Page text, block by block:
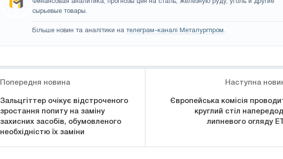
Финансовая аналитика, прогнозы цен на сталь, железную руду, уголь и другие
сырьевые товары.
Більше новин та аналітики на телеграм-каналі Металургпром.
Попередня новина
Зальцгіттер очікує відстроченого
зростання попиту на заміну
захисних засобів, обумовленого
необхідністю їх заміни
Наступна
Європейська комісія
круглий стіл
липневого огляду